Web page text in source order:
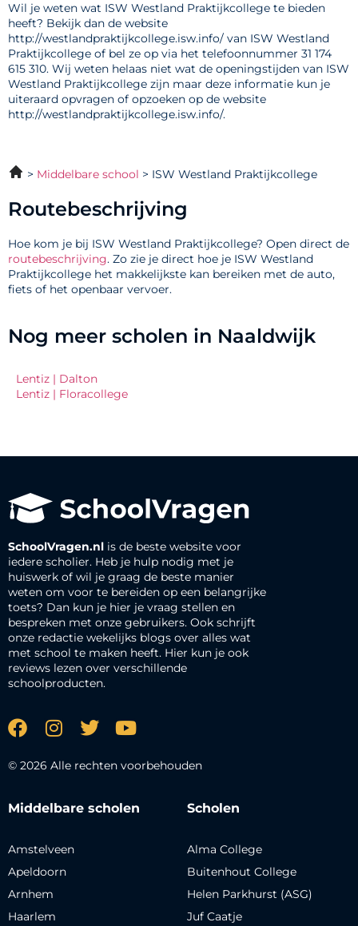
Wil je weten wat ISW Westland Praktijkcollege te bieden
heeft? Bekijk dan de website
http://westlandpraktijkcollege.isw.info/ van ISW Westland
Praktijkcollege of bel ze op via het telefoonnummer 31 174
615 310. Wij weten helaas niet wat de openingstijden van ISW
Westland Praktijkcollege zijn maar deze informatie kun je
uiteraard opvragen of opzoeken op de website
http://westlandpraktijkcollege.isw.info/.
Middelbare school ISW Westland Praktijkcollege
Routebeschrijving
Hoe kom je bij ISW Westland Praktijkcollege? Open direct de
routebeschrijving. Zo zie je direct hoe je ISW Westland
Praktijkcollege het makkelijkste kan bereiken met de auto,
fiets of het openbaar vervoer.
Nog meer scholen in Naaldwijk
Lentiz | Dalton
Lentiz | Floracollege
SchoolVragen.nl is de beste website voor
iedere scholier. Heb je hulp nodig met je
huiswerk of wil je graag de beste manier
weten om voor te bereiden op een belangrijke
toets? Dan kun je hier je vraag stellen en
bespreken met onze gebruikers. Ook schrijft
onze redactie wekelijks blogs over alles wat
met school te maken heeft. Hier kun je ook
reviews lezen over verschillende
schoolproducten.
© 2026 Alle rechten voorbehouden
Middelbare scholen
Amstelveen
Apeldoorn
Arnhem
Haarlem
Scholen
Alma College
Buitenhout College
Helen Parkhurst (ASG)
Juf Caatje